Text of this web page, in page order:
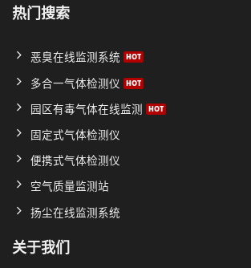
热门搜索
恶臭在线监测系统
多合一气体检测仪
园区有毒气体在线监测
固定式气体检测仪
便携式气体检测仪
空气质量监测站
扬尘在线监测系统
关于我们